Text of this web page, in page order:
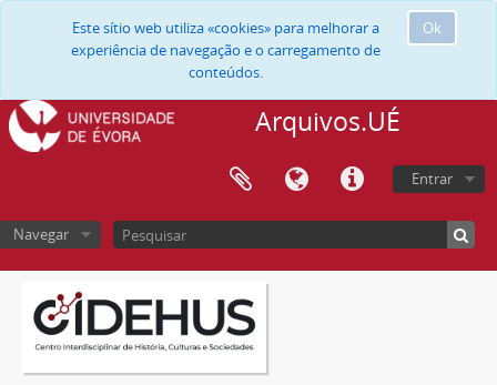
Ok
Este sítio web utiliza «cookies» para melhorar a
experiência de navegação e o carregamento de
conteúdos.
Arquivos.UÉ
Entrar
Navegar